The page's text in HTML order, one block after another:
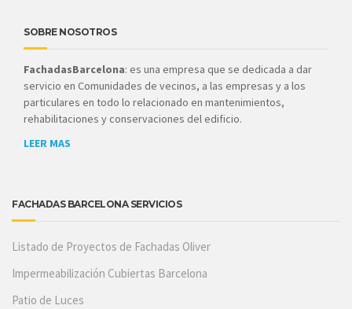
SOBRE NOSOTROS
FachadasBarcelona: es una empresa que se dedicada a dar
servicio en Comunidades de vecinos, a las empresas y a los
particulares en todo lo relacionado en mantenimientos,
rehabilitaciones y conservaciones del edificio.
LEER MAS
FACHADAS BARCELONA SERVICIOS
Listado de Proyectos de Fachadas Oliver
Impermeabilización Cubiertas Barcelona
Patio de Luces